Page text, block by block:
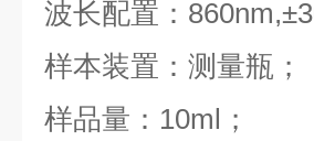
波长配置：
样本装置：测量瓶；
样品量：10ml；